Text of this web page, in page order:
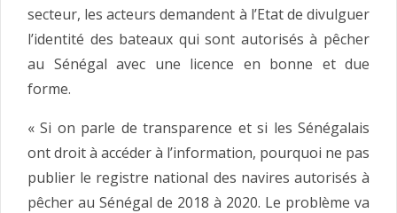
secteur, les acteurs demandent à l’Etat de divulguer
l’identité des bateaux qui sont autorisés à pêcher
au Sénégal avec une licence en bonne et due
forme.
« Si on parle de transparence et si les Sénégalais
ont droit à accéder à l’information, pourquoi ne pas
publier le registre national des navires autorisés à
pêcher au Sénégal de 2018 à 2020. Le problème va